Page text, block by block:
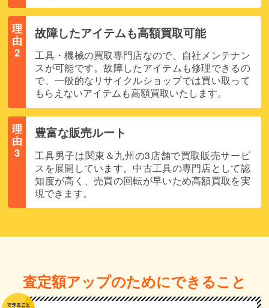
理
由
2
故障したアイテムも高額買取可能
工具・機械の買取専門店なので、自社メンテナン
スが可能です。故障したアイテムも修理できるの
で、一般的なリサイクルショップでは買い取って
もらえないアイテムも高額買取いたします。
理
由
3
豊富な販売ルート
工具男子は関東＆九州の3店舗で買取販売サービ
スを展開しています。中古工具の専門店として認
知度が高く、売買の回転が早いため高額買取を実
現できます。
査定額アップのためにできること